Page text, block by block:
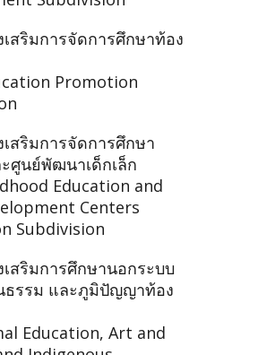
สริมการจัดการศึกษาท้อง
Promotion
สริมการจัดการศึกษา
ศูนย์พัฒนาเด็กเล็ก
Education and
Centers
Subdivision
สริมการศึกษานอกระบบ
ธรรม และภูมิปัญญาท้อง
Education, Art and